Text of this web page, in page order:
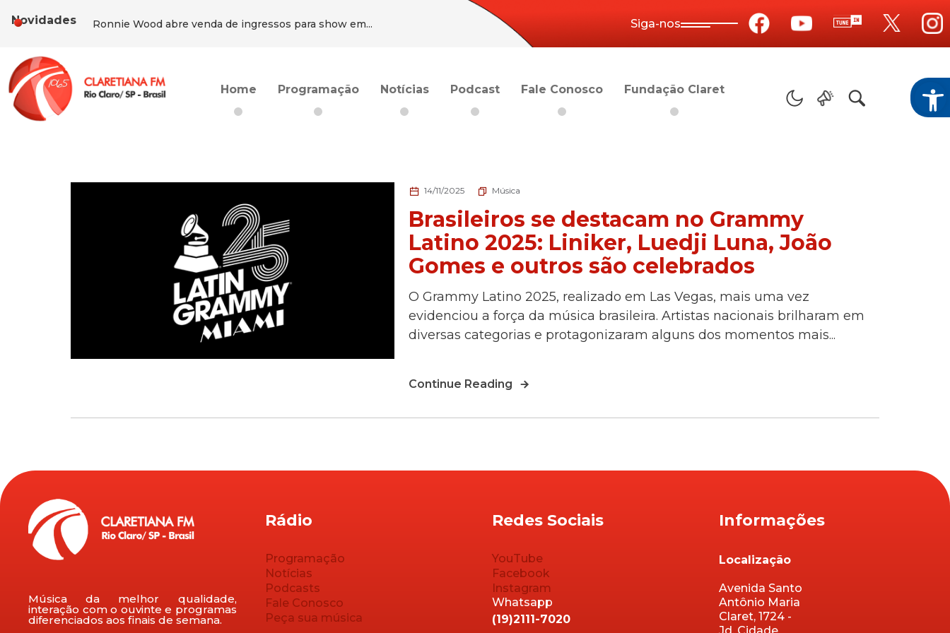
Barra de
Novidades
Ronnie Wood abre venda de ingressos para show em...
Mariah Carey comemora 30 anos do icônico álbum “Daydream”
Fim da dupla OUTROEU: integrantes anunciam separação
Ronnie Wood abre venda de ingressos para show em...
Siga-nos
Home Programação Notícias Podcast Fale Conosco Fundação Claret
14/11/2025 Música
Brasileiros se destacam no Grammy
Latino 2025: Liniker, Luedji Luna, João
Gomes e outros são celebrados
O Grammy Latino 2025, realizado em Las Vegas, mais uma vez
evidenciou a força da música brasileira. Artistas nacionais brilharam em
diversas categorias e protagonizaram alguns dos momentos mais...
Continue Reading
Música da melhor qualidade,
interação com o ouvinte e programas
diferenciados aos finais de semana.
Rádio
Programação
Notícias
Podcasts
Fale Conosco
Peça sua música
Redes Sociais
YouTube
Facebook
Instagram
Whatsapp
(19)2111-7020
Informações
Localização
Avenida Santo
Antônio Maria
Claret, 1724 -